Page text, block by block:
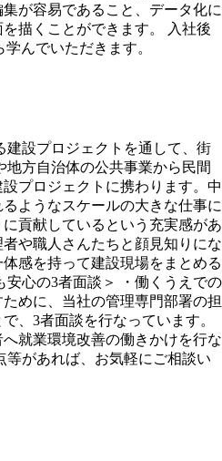
が容易であること、データ化に
描くことができます。 入社後
んでいただきます。
建設プロジェクトを通して、街
方自治体の公共事業から民間
プロジェクトに携わります。中
ようなスケールの大きな仕事に
貢献しているという充実感があ
や職人さんたちと顔見知りにな
感を持って建設現場をまとめる
安心の3者面談＞ ・働くうえでの
めに、当社の管理専門部署の担
、3者面談を行なっています。
就業環境改善の働きかけを行な
等があれば、お気軽にご相談い